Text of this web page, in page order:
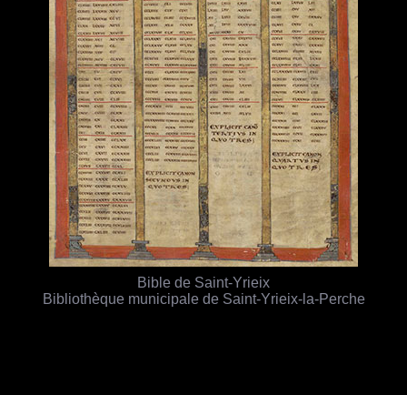
Bible de Saint-Yrieix
Bibliothèque municipale de Saint-Yrieix-la-Perche